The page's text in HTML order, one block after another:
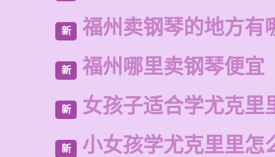
新 福州卖钢琴的地方有
新 福州哪里卖钢琴便宜
新 女孩子适合学尤克里
新 小女孩学尤克里里怎